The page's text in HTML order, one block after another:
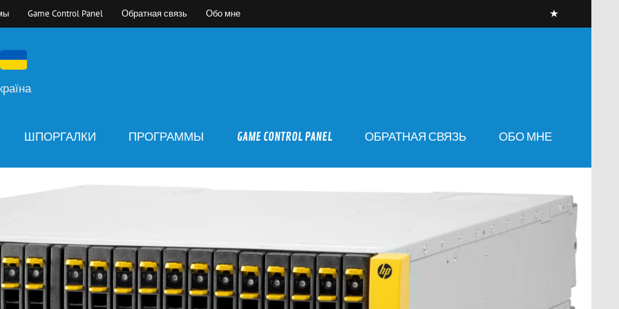
Game Control Panel Обратная связь Обо мне
ШПОРГАЛКИ ПРОГРАММЫ GAME CONTROL PANEL ОБРАТНАЯ СВЯЗЬ ОБО МНЕ